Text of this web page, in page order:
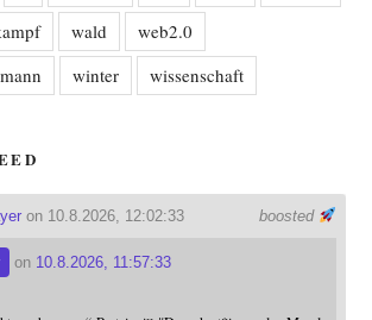
wald
web2.0
winter wissenschaft
boosted
on 10.8.2026, 12:02:33
on 10.8.2026, 11:57:33